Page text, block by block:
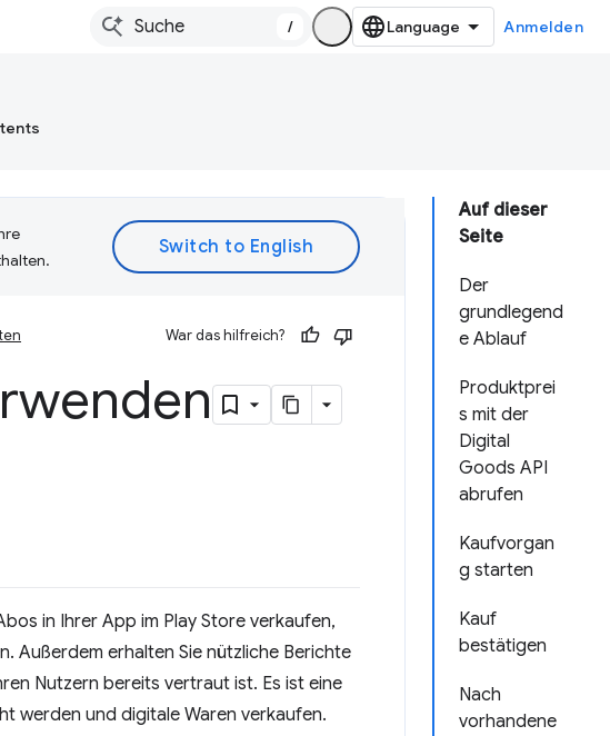
/ Anmelden
Auf dieser
Seite
Der
grundlegend
e Ablauf
Produktprei
s mit der
Digital
Goods API
abrufen
Kaufvorgan
g starten
Kauf
bestätigen
Nach
vorhandene
War das hilfreich?
in Ihrer App im Play Store verkaufen,
Außerdem erhalten Sie nützliche Berichte
Nutzern bereits vertraut ist. Es ist eine
werden und digitale Waren verkaufen.